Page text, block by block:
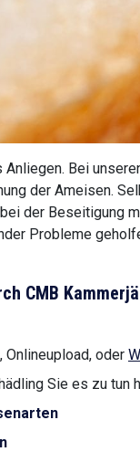
Bei
der Ameisen.
der Beseitigung
Probleme
CMB
, Onlineupload, oder
Sie es zu tun